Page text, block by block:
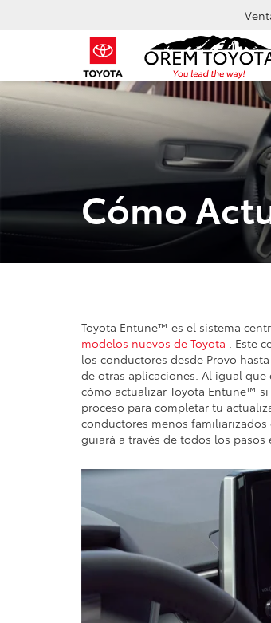
Cómo
Toyota Entune™ es el sistema
modelos nuevos de Toyota . Este
los conductores desde Provo
de otras aplicaciones. Al igual
cómo actualizar Toyota Entune™
proceso para completar tu
conductores menos
guiará a través de todos los pasos